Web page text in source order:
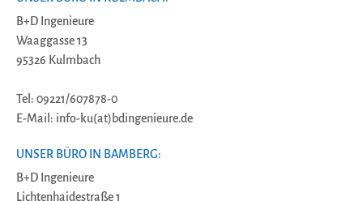
B+D Ingenieure
Waaggasse 13
95326 Kulmbach
Tel: 09221/607878-0
E-Mail: info-ku(at)bdingenieure.de
UNSER BÜRO IN BAMBERG:
B+D Ingenieure
Lichtenhaidestraße 1